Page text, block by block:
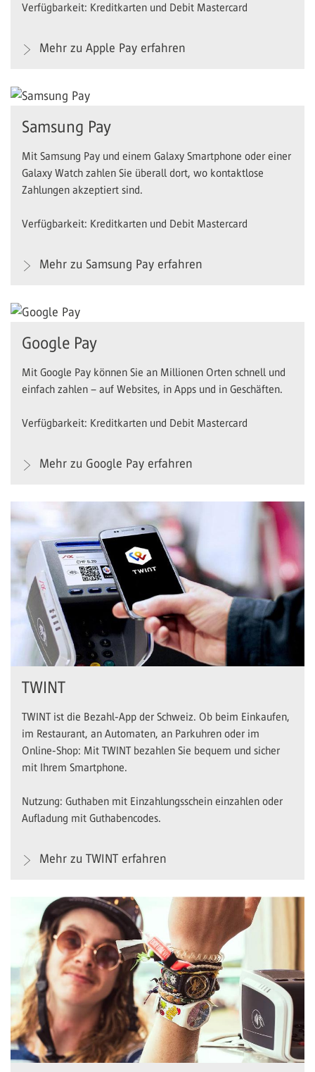
Verfügbarkeit: Kreditkarten und Debit Mastercard
Mehr zu Apple Pay erfahren
Samsung Pay
Mit Samsung Pay und einem Galaxy Smartphone oder einer
Galaxy Watch zahlen Sie überall dort, wo kontaktlose
Zahlungen akzeptiert sind.
Verfügbarkeit: Kreditkarten und Debit Mastercard
Mehr zu Samsung Pay erfahren
Google Pay
Mit Google Pay können Sie an Millionen Orten schnell und
einfach zahlen – auf Websites, in Apps und in Geschäften.
Verfügbarkeit: Kreditkarten und Debit Mastercard
Mehr zu Google Pay erfahren
TWINT
TWINT ist die Bezahl-App der Schweiz. Ob beim Einkaufen,
im Restaurant, an Automaten, an Parkuhren oder im
Online-Shop: Mit TWINT bezahlen Sie bequem und sicher
mit Ihrem Smartphone.
Nutzung: Guthaben mit Einzahlungsschein einzahlen oder
Aufladung mit Guthabencodes.
Mehr zu TWINT erfahren